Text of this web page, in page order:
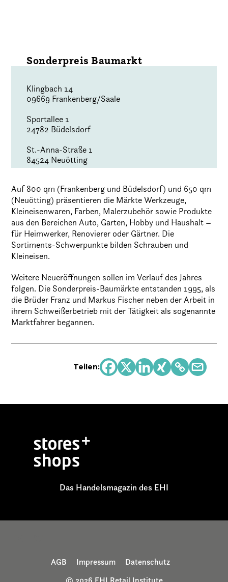
Sonderpreis Baumarkt
Klingbach 14
09669 Frankenberg/Saale
Sportallee 1
24782 Büdelsdorf
St.-Anna-Straße 1
84524 Neuötting
Auf 800 qm (Frankenberg und Büdelsdorf) und 650 qm
(Neuötting) präsentieren die Märkte Werkzeuge,
Kleineisenwaren, Farben, Malerzubehör sowie Produkte
aus den Bereichen Auto, Garten, Hobby und Haushalt –
für Heimwerker, Renovierer oder Gärtner. Die
Sortiments-Schwerpunkte bilden Schrauben und
Kleineisen.
Weitere Neueröffnungen sollen im Verlauf des Jahres
folgen. Die Sonderpreis-Baumärkte entstanden 1995, als
die Brüder Franz und Markus Fischer neben der Arbeit in
ihrem Schweißerbetrieb mit der Tätigkeit als sogenannte
Marktfahrer begannen.
Teilen:
Das Handelsmagazin des EHI
AGB Impressum
Datenschutz